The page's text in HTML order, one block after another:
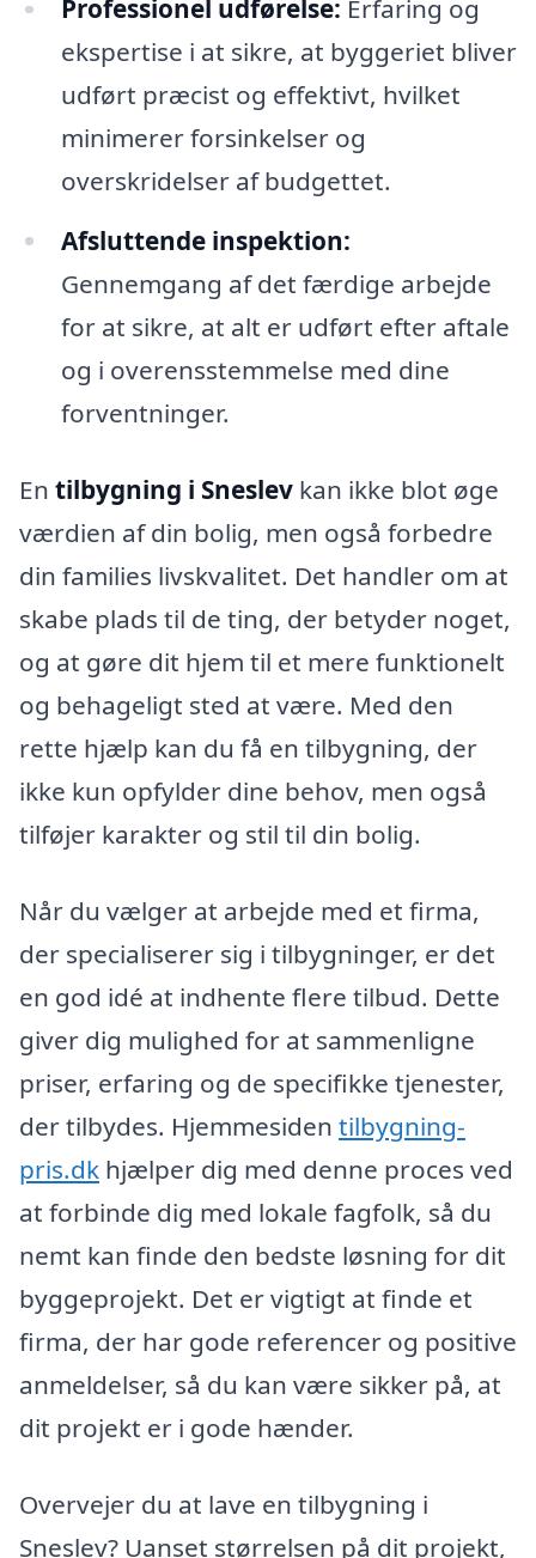
Professionel udførelse: Erfaring og
ekspertise i at sikre, at byggeriet bliver
udført præcist og effektivt, hvilket
minimerer forsinkelser og
overskridelser af budgettet.
Afsluttende inspektion:
Gennemgang af det færdige arbejde
for at sikre, at alt er udført efter aftale
og i overensstemmelse med dine
forventninger.
En tilbygning i Sneslev kan ikke blot øge
værdien af din bolig, men også forbedre
din families livskvalitet. Det handler om at
skabe plads til de ting, der betyder noget,
og at gøre dit hjem til et mere funktionelt
og behageligt sted at være. Med den
rette hjælp kan du få en tilbygning, der
ikke kun opfylder dine behov, men også
tilføjer karakter og stil til din bolig.
Når du vælger at arbejde med et firma,
der specialiserer sig i tilbygninger, er det
en god idé at indhente flere tilbud. Dette
giver dig mulighed for at sammenligne
priser, erfaring og de specifikke tjenester,
der tilbydes. Hjemmesiden tilbygning-
pris.dk hjælper dig med denne proces ved
at forbinde dig med lokale fagfolk, så du
nemt kan finde den bedste løsning for dit
byggeprojekt. Det er vigtigt at finde et
firma, der har gode referencer og positive
anmeldelser, så du kan være sikker på, at
dit projekt er i gode hænder.
Overvejer du at lave en tilbygning i
Sneslev? Uanset størrelsen på dit projekt,